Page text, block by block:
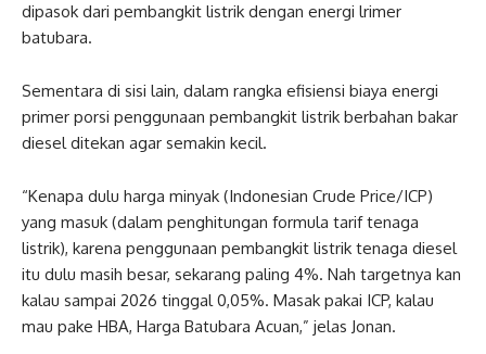
dipasok dari pembangkit listrik dengan energi lrimer
batubara.
Sementara di sisi lain, dalam rangka efisiensi biaya energi
primer porsi penggunaan pembangkit listrik berbahan bakar
diesel ditekan agar semakin kecil.
“Kenapa dulu harga minyak (Indonesian Crude Price/ICP)
yang masuk (dalam penghitungan formula tarif tenaga
listrik), karena penggunaan pembangkit listrik tenaga diesel
itu dulu masih besar, sekarang paling 4%. Nah targetnya kan
kalau sampai 2026 tinggal 0,05%. Masak pakai ICP, kalau
mau pake HBA, Harga Batubara Acuan,” jelas Jonan.